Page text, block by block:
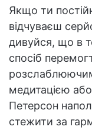
Якщо ти
відчуваєш
дивуйся, що в
спосіб
медитацією
Петерсон
стежити за